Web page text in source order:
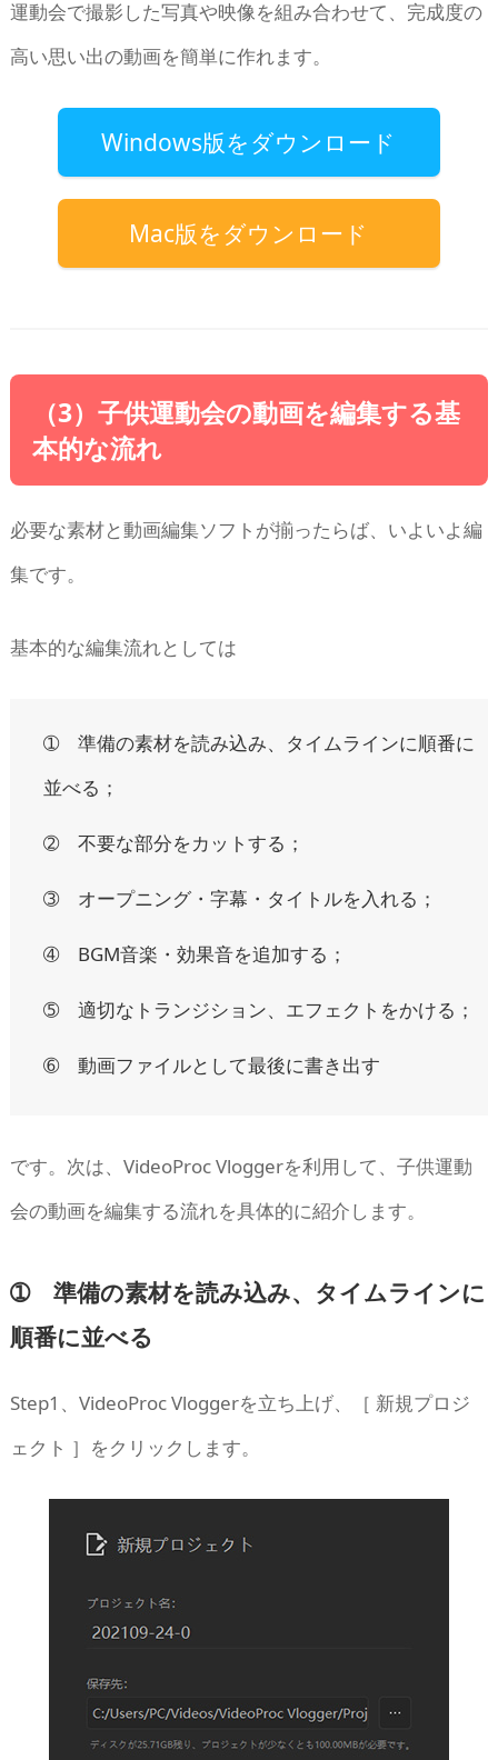
運動会で撮影した写真や映像を組み合わせて、完成度の
高い思い出の動画を簡単に作れます。
Windows版をダウンロード
Mac版をダウンロード
（3）子供運動会の動画を編集する基
本的な流れ
必要な素材と動画編集ソフトが揃ったらば、いよいよ編
集です。
基本的な編集流れとしては
➀ 準備の素材を読み込み、タイムラインに順番に
並べる；
➁ 不要な部分をカットする；
➂ オープニング・字幕・タイトルを入れる；
➃ BGM音楽・効果音を追加する；
➄ 適切なトランジション、エフェクトをかける；
➅ 動画ファイルとして最後に書き出す
です。次は、VideoProc Vloggerを利用して、子供運動
会の動画を編集する流れを具体的に紹介します。
➀ 準備の素材を読み込み、タイムラインに
順番に並べる
Step1、VideoProc Vloggerを立ち上げ、［ 新規プロジ
ェクト ］をクリックします。